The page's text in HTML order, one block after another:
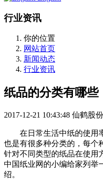
行业资讯
你的位置
网站首页
新闻动态
行业资讯
纸品的分类有哪些
2017-12-21 10:43:48 仙鹤股份
在日常生活中纸的使用
也是有很多种分类的，每个
针对不同类型的纸品在使用
中国纸业网的小编给家列举
绍。